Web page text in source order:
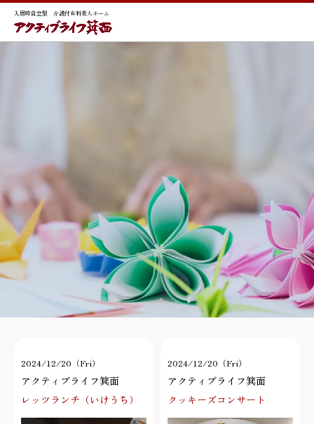
入居時自立型 介護付有料老人ホーム
2024/12/20（Fri）
アクティブライフ箕面
レッツランチ（いけうち）
2024/12/20（Fri）
アクティブライフ箕面
クッキーズコンサート